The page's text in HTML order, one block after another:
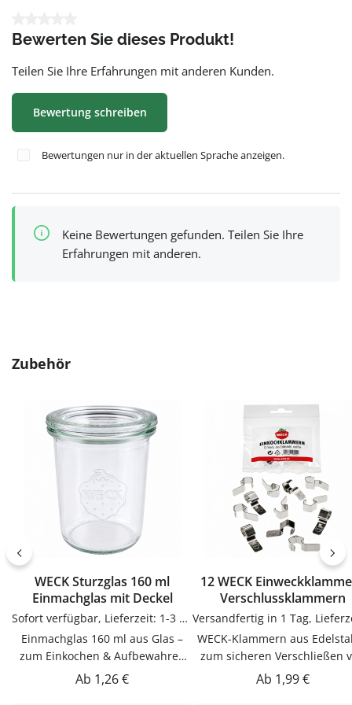
Bewerten Sie dieses Produkt!
Teilen Sie Ihre Erfahrungen mit anderen Kunden.
Bewertung schreiben
Bewertungen nur in der aktuellen Sprache anzeigen.
Keine Bewertungen gefunden. Teilen Sie Ihre
Erfahrungen mit anderen.
Produktgalerie überspringen
Zubehör
WECK Sturzglas 160 ml
Einmachglas mit Deckel
Sofort verfügbar, Lieferzeit: 1-3 Tage
Einmachglas 160 ml aus Glas –
zum Einkochen & Aufbewahren
im WECK-SystemDieser
Regulärer Preis:
Ab 1,26 €
12 WECK
Verschlussklammern
WECK-Klammern aus Edelstahl –
zum sicheren Verschließen
WECK-Gläsern beim
Regulärer Preis:
Ab 1,99 €